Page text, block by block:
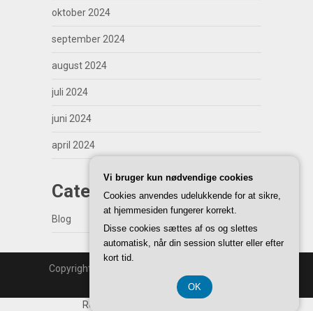
oktober 2024
september 2024
august 2024
juli 2024
juni 2024
april 2024
Categories
Blog
Copyright | WordPress Theme by
Back to Top ↑
Registreringsnummer 374 077 39
Vi bruger kun nødvendige cookies
Cookies anvendes udelukkende for at sikre,
at hjemmesiden fungerer korrekt.
Disse cookies sættes af os og slettes
automatisk, når din session slutter eller efter
kort tid.
OK